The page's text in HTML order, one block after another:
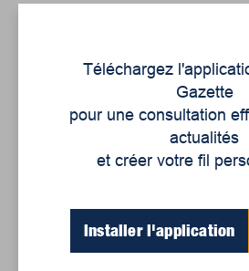
p. 65 du rapport
Téléchargez
Gazette
pour une consultation
actualités
et créer votre fil
Installer l'application